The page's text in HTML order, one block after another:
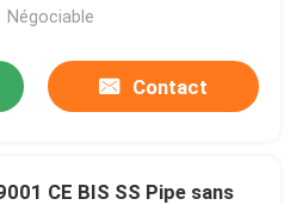
Négociable
Contact
CE BIS SS Pipe sans